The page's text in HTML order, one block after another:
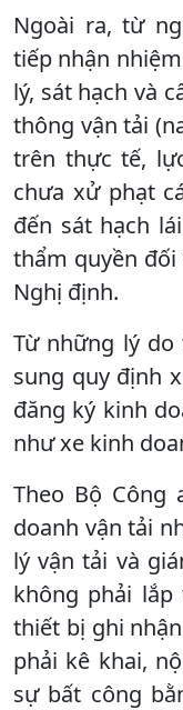
Ngoài ra, từ
tiếp nhận
lý, sát hạch và
thông vận tải
trên thực tế,
chưa xử phạt
đến sát hạch
thẩm quyền
Nghị định.
Từ những lý do
sung quy định
đăng ký kinh
như xe kinh
Theo Bộ Công
doanh vận tải
lý vận tải và
không phải
thiết bị ghi
phải kê khai,
sự bất công